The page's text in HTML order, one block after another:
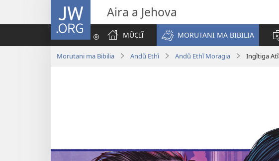
JW.ORG Aira a Jehova
MŨCIĨ
MORUTANI MA BIBILIA
Morutani ma Bibilia Andũ Ethĩ Andũ Ethĩ Moragia Ingĩtiga